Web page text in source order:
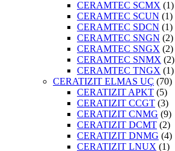
CERAMTEC SCMX (1)
CERAMTEC SCUN (1)
CERAMTEC SDCN (1)
CERAMTEC SNGN (2)
CERAMTEC SNGX (2)
CERAMTEC SNMX (2)
CERAMTEC TNGX (1)
CERATIZIT ELMAS UÇ (70)
CERATIZIT APKT (5)
CERATIZIT CCGT (3)
CERATIZIT CNMG (9)
CERATIZIT DCMT (2)
CERATIZIT DNMG (4)
CERATIZIT LNUX (1)